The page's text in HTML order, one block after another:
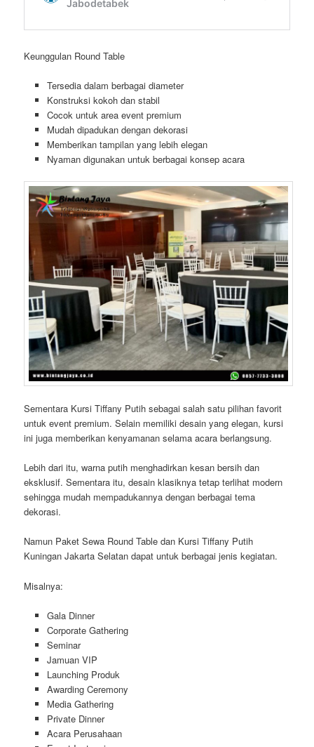
Keunggulan Round Table
Tersedia dalam berbagai diameter
Konstruksi kokoh dan stabil
Cocok untuk area event premium
Mudah dipadukan dengan dekorasi
Memberikan tampilan yang lebih elegan
Nyaman digunakan untuk berbagai konsep acara
Sementara Kursi Tiffany Putih sebagai salah satu pilihan favorit
untuk event premium. Selain memiliki desain yang elegan, kursi
ini juga memberikan kenyamanan selama acara berlangsung.
Lebih dari itu, warna putih menghadirkan kesan bersih dan
eksklusif. Sementara itu, desain klasiknya tetap terlihat modern
sehingga mudah mempadukannya dengan berbagai tema
dekorasi.
Namun Paket Sewa Round Table dan Kursi Tiffany Putih
Kuningan Jakarta Selatan dapat untuk berbagai jenis kegiatan.
Misalnya:
Gala Dinner
Corporate Gathering
Seminar
Jamuan VIP
Launching Produk
Awarding Ceremony
Media Gathering
Private Dinner
Acara Perusahaan